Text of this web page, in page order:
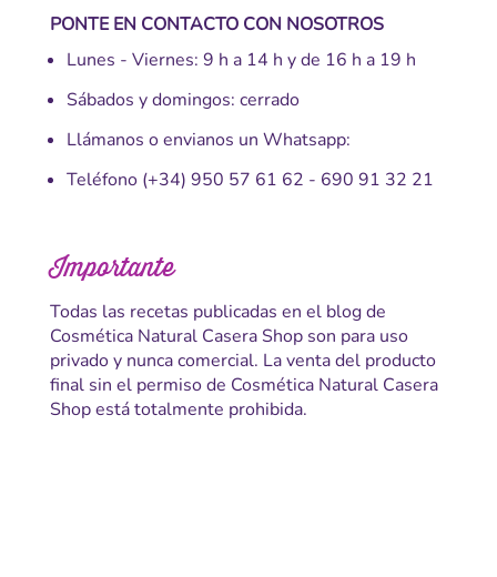
PONTE EN CONTACTO CON NOSOTROS
Lunes - Viernes: 9 h a 14 h y de 16 h a 19 h
Sábados y domingos: cerrado
Llámanos o envianos un Whatsapp:
Teléfono (+34) 950 57 61 62 - 690 91 32 21
Importante
Todas las recetas publicadas en el blog de
Cosmética Natural Casera Shop son para uso
privado y nunca comercial. La venta del producto
final sin el permiso de Cosmética Natural Casera
Shop está totalmente prohibida.